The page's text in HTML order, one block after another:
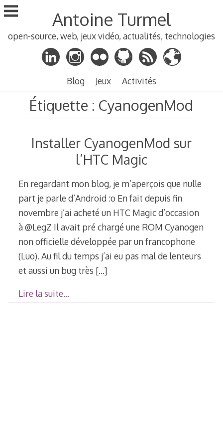
Aller
au
principal
Antoine Turmel
open-source, web, jeux vidéo, actualités, technologies
Blog Jeux Activités
Étiquette : CyanogenMod
Installer CyanogenMod sur
l’HTC Magic
En regardant mon blog, je m’aperçois que nulle
part je parle d’Android :o En fait depuis fin
novembre j’ai acheté un HTC Magic d’occasion
à @LegZ Il avait pré chargé une ROM Cyanogen
non officielle développée par un francophone
(Luo). Au fil du temps j’ai eu pas mal de lenteurs
et aussi un bug très […]
Lire la suite…